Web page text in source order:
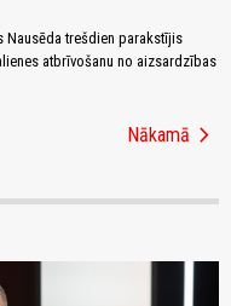
Nausēda trešdien parakstījis
atbrīvošanu no aizsardzības
Nākamā chevron_right